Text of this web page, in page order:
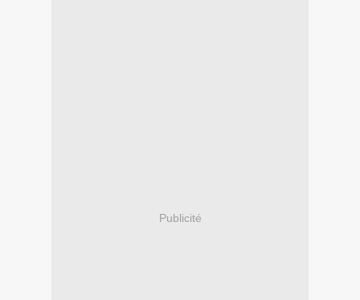
Publicité